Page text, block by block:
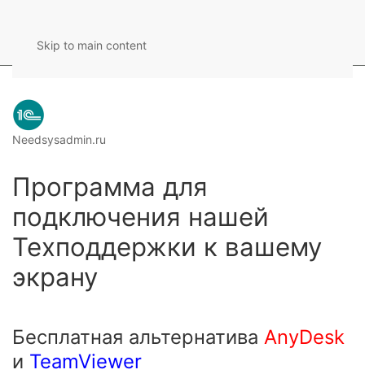
Skip to main content
Needsysadmin.ru
Программа для
подключения нашей
Техподдержки к вашему
экрану
Бесплатная альтернатива AnyDesk
и TeamViewer